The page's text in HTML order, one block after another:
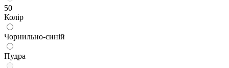
50
Колір
Чорнильно-синій
Пудра